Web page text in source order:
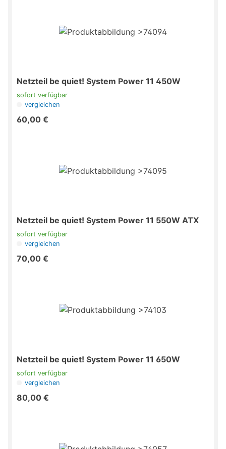
Netzteil be quiet! System Power 11 450W
sofort verfügbar
vergleichen
60,00 €
Netzteil be quiet! System Power 11 550W ATX
sofort verfügbar
vergleichen
70,00 €
Netzteil be quiet! System Power 11 650W
sofort verfügbar
vergleichen
80,00 €